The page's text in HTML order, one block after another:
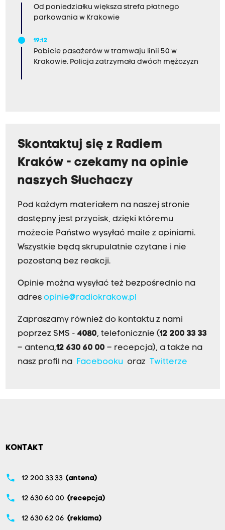
Od poniedziałku większa strefa płatnego
parkowania w Krakowie
19:12
Pobicie pasażerów w tramwaju linii 50 w
Krakowie. Policja zatrzymała dwóch mężczyzn
Skontaktuj się z Radiem
Kraków - czekamy na opinie
naszych Słuchaczy
Pod każdym materiałem na naszej stronie
dostępny jest przycisk, dzięki któremu
możecie Państwo wysyłać maile z opiniami.
Wszystkie będą skrupulatnie czytane i nie
pozostaną bez reakcji.
Opinie można wysyłać też bezpośrednio na
adres opinie@radiokrakow.pl
Zapraszamy również do kontaktu z nami
poprzez SMS - 4080, telefonicznie (12 200 33 33
– antena,12 630 60 00 – recepcja), a także na
nasz profil na
Facebookuoraz Twitterze
KONTAKT
phone 12 200 33 33 (antena)
phone 12 630 60 00 (recepcja)
phone 12 630 62 06 (reklama)